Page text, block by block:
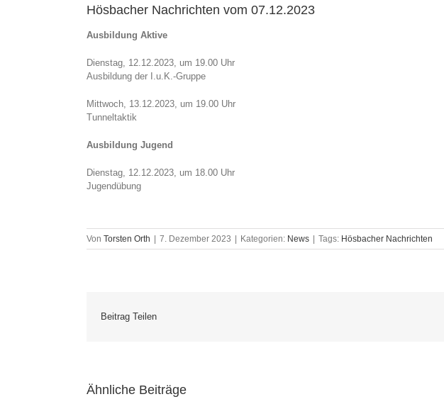
Hösbacher Nachrichten vom 07.12.2023
Ausbildung Aktive
Dienstag, 12.12.2023, um 19.00 Uhr
Ausbildung der I.u.K.-Gruppe
Mittwoch, 13.12.2023, um 19.00 Uhr
Tunneltaktik
Ausbildung Jugend
Dienstag, 12.12.2023, um 18.00 Uhr
Jugendübung
Von Torsten Orth | 7. Dezember 2023 | Kategorien: News | Tags: Hösbacher Nachrichten
Beitrag Teilen
Ähnliche Beiträge